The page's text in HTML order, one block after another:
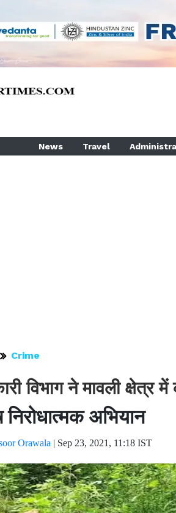
News Travel
Crime
विभाग ने मावली क्षेत्र में
निरोधात्मक अभियान
Orawala | Sep 23, 2021, 11:18 IST